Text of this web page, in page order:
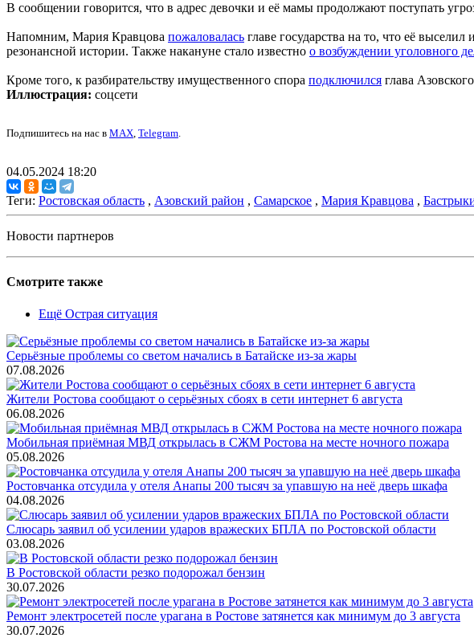
В сообщении говорится, что в адрес девочки и её мамы продолжают поступать
Напомним, Мария Кравцова пожаловалась главе государства на то, что её
резонансной истории. Также накануне стало известно о возбуждении уголовного
Кроме того, к разбирательству имущественного спора подключился глава
Иллюстрация: соцсети
Подпишитесь на нас в MAX, Telegram.
04.05.2024 18:20
Теги: Ростовская область , Азовский район , Самарское , Мария Кравцова ,
Новости партнеров
Смотрите также
Ещё Острая ситуация
Серьёзные проблемы со светом начались в Батайске из-за жары
07.08.2026
Жители Ростова сообщают о серьёзных сбоях в сети интернет 6 августа
06.08.2026
Мобильная приёмная МВД открылась в СЖМ Ростова на месте ночного пожара
05.08.2026
Ростовчанка отсудила у отеля Анапы 200 тысяч за упавшую на неё дверь шкафа
04.08.2026
Слюсарь заявил об усилении ударов вражеских БПЛА по Ростовской области
03.08.2026
В Ростовской области резко подорожал бензин
30.07.2026
Ремонт электросетей после урагана в Ростове затянется как минимум до 3 августа
30.07.2026